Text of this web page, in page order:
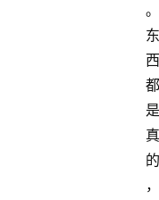
。
东
西
都
是
真
的
，